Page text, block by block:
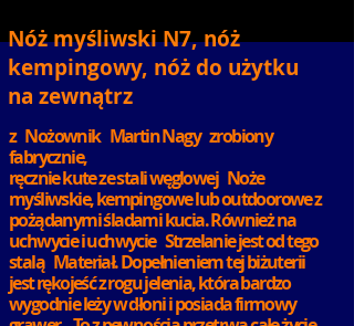
Nóż myśliwski N7, nóż
kempingowy, nóż do użytku
na zewnątrz
z Nożownik Martin Nagy zrobiony
fabrycznie,
ręcznie kute ze stali węglowej Noże
myśliwskie, kempingowe lub outdoorowe z
pożądanymi śladami kucia. Również na
uchwycie i uchwycie Strzelanie jest od tego
stalą Materiał. Dopełnieniem tej biżuterii
jest rękojeść z rogu jelenia, która bardzo
wygodnie leży w dłoni i posiada firmowy